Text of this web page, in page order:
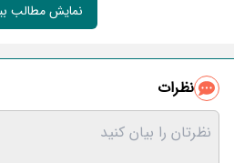
نمایش مطالب
نظرات